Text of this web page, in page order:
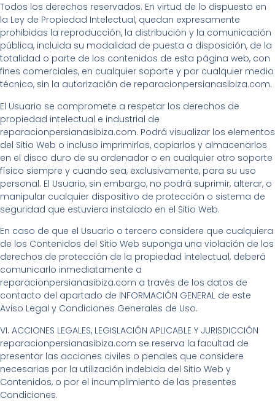
Todos los derechos reservados. En virtud de lo dispuesto en
la Ley de Propiedad Intelectual, quedan expresamente
prohibidas la reproducción, la distribución y la comunicación
pública, incluida su modalidad de puesta a disposición, de la
totalidad o parte de los contenidos de esta página web, con
fines comerciales, en cualquier soporte y por cualquier medio
técnico, sin la autorización de reparacionpersianasibiza.com.
El Usuario se compromete a respetar los derechos de
propiedad intelectual e industrial de
reparacionpersianasibiza.com. Podrá visualizar los elementos
del Sitio Web o incluso imprimirlos, copiarlos y almacenarlos
en el disco duro de su ordenador o en cualquier otro soporte
físico siempre y cuando sea, exclusivamente, para su uso
personal. El Usuario, sin embargo, no podrá suprimir, alterar, o
manipular cualquier dispositivo de protección o sistema de
seguridad que estuviera instalado en el Sitio Web.
En caso de que el Usuario o tercero considere que cualquiera
de los Contenidos del Sitio Web suponga una violación de los
derechos de protección de la propiedad intelectual, deberá
comunicarlo inmediatamente a
reparacionpersianasibiza.com a través de los datos de
contacto del apartado de INFORMACIÓN GENERAL de este
Aviso Legal y Condiciones Generales de Uso.
VI. ACCIONES LEGALES, LEGISLACIÓN APLICABLE Y JURISDICCIÓN
reparacionpersianasibiza.com se reserva la facultad de
presentar las acciones civiles o penales que considere
necesarias por la utilización indebida del Sitio Web y
Contenidos, o por el incumplimiento de las presentes
Condiciones.